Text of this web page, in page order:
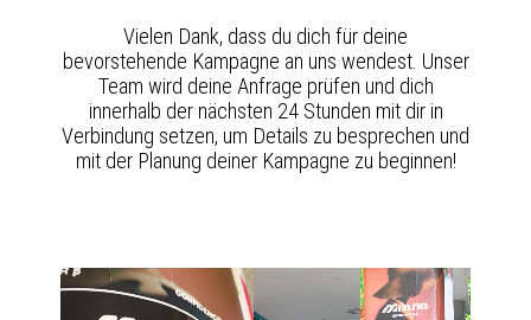
Vielen Dank, dass du dich für deine
bevorstehende Kampagne an uns wendest. Unser
Team wird deine Anfrage prüfen und dich
innerhalb der nächsten 24 Stunden mit dir in
Verbindung setzen, um Details zu besprechen und
mit der Planung deiner Kampagne zu beginnen!